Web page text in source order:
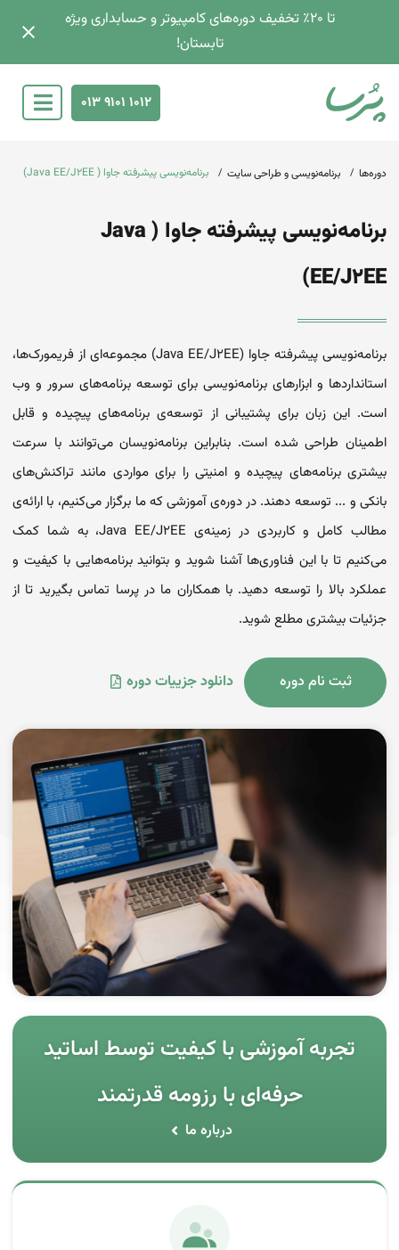
تا 2۰٪ تخفیف دوره‌های کامپیوتر و حسابداری ویژه
تابستان!
013 9101 1012
دوره‌ها برنامه‌نویسی و طراحی سایت برنامه‌نویسی پیشرفته جاوا ( Java EE/J2EE)
برنامه‌نویسی پیشرفته جاوا ( Java
EE/J2EE)
برنامه‌نویسی پیشرفته جاوا (Java EE/J2EE) مجموعه‌ای از فریمورک‌ها،
استانداردها و ابزارهای برنامه‌نویسی برای توسعه برنامه‌های سرور و وب
است. این زبان برای پشتیبانی از توسعه‌ی برنامه‌های پیچیده و قابل
اطمینان طراحی شده است. بنابراین برنامه‌نویسان می‌توانند با سرعت
بیشتری برنامه‌های پیچیده و امنیتی را برای مواردی مانند تراکنش‌های
بانکی و ... توسعه دهند. در دوره‌ی آموزشی که ما برگزار می‌کنیم، با ارائه‌ی
مطالب کامل و کاربردی در زمینه‌ی Java EE/J2EE، به شما کمک
می‌کنیم تا با این فناوری‌ها آشنا شوید و بتوانید برنامه‌هایی با کیفیت و
عملکرد بالا را توسعه دهید. با همکاران ما در پرسا تماس بگیرید تا از
جزئیات بیشتری مطلع شوید.
ثبت نام دوره دانلود جزییات دوره
تجربه آموزشی با کیفیت توسط اساتید
حرفه‌ای با رزومه قدرتمند
درباره ما